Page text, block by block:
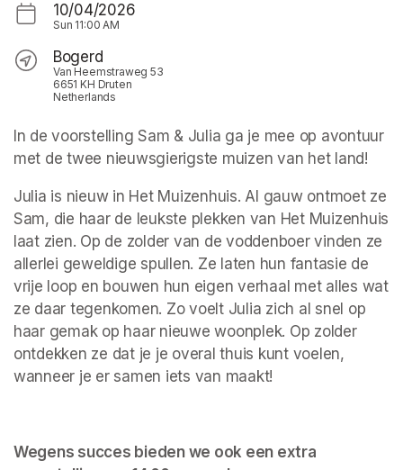
10/04/2026
Sun 11:00 AM
Bogerd
Van Heemstraweg 53
6651 KH Druten
Netherlands
In de voorstelling Sam & Julia ga je mee op avontuur
met de twee nieuwsgierigste muizen van het land!
Julia is nieuw in Het Muizenhuis. Al gauw ontmoet ze
Sam, die haar de leukste plekken van Het Muizenhuis
laat zien. Op de zolder van de voddenboer vinden ze
allerlei geweldige spullen. Ze laten hun fantasie de
vrije loop en bouwen hun eigen verhaal met alles wat
ze daar tegenkomen. Zo voelt Julia zich al snel op
haar gemak op haar nieuwe woonplek. Op zolder
ontdekken ze dat je je overal thuis kunt voelen,
wanneer je er samen iets van maakt!
Wegens succes bieden we ook een extra